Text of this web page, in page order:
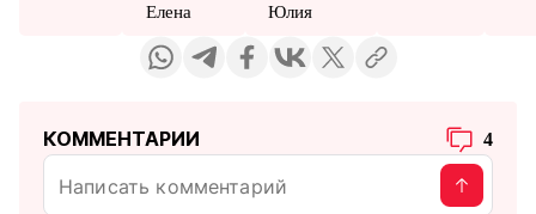
Елена
Юлия
КОММЕНТАРИИ 4